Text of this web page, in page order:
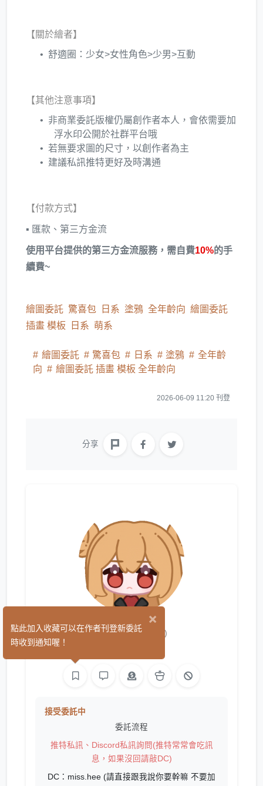
【關於繪者】
舒適圈：少女>女性角色>少男>互動
【其他注意事項】
非商業委託版權仍屬創作者本人，會依需要加
浮水印公開於社群平台哦
若無要求圖的尺寸，以創作者為主
建議私訊推特更好及時溝通
【付款方式】
▪ 匯款、第三方金流
使用平台提供的第三方金流服務，需自費10%的手
續費~
繪圖委託 驚喜包 日系 塗鴉 全年齡向 繪圖委託
插畫 模板
日系 萌系
繪圖委託 驚喜包 日系 塗鴉
全年齡
向
繪圖委託 插畫 模板 全年齡向
2026-06-09 11:20 刊登
分享
希小姐 (2)
接受委託中
委託流程
推特私訊、Discord私訊詢問(推特常常會吃訊
息，如果沒回請敲DC)
DC：miss.hee (請直接跟我說你要幹嘛 不要加
×
點此加入收藏可以在作者刊登新委託
時收到通知喔！